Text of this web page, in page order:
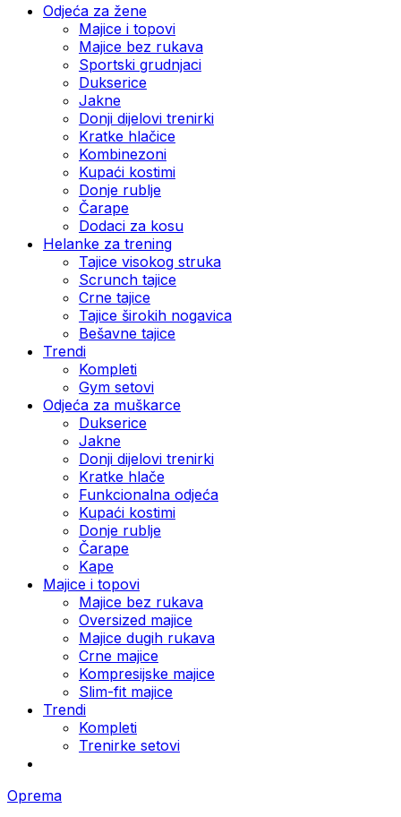
Odjeća za žene
Majice i topovi
Majice bez rukava
Sportski grudnjaci
Dukserice
Jakne
Donji dijelovi trenirki
Kratke hlačice
Kombinezoni
Kupaći kostimi
Donje rublje
Čarape
Dodaci za kosu
Helanke za trening
Tajice visokog struka
Scrunch tajice
Crne tajice
Tajice širokih nogavica
Bešavne tajice
Trendi
Kompleti
Gym setovi
Odjeća za muškarce
Dukserice
Jakne
Donji dijelovi trenirki
Kratke hlače
Funkcionalna odjeća
Kupaći kostimi
Donje rublje
Čarape
Kape
Majice i topovi
Majice bez rukava
Oversized majice
Majice dugih rukava
Crne majice
Kompresijske majice
Slim-fit majice
Trendi
Kompleti
Trenirke setovi
Oprema